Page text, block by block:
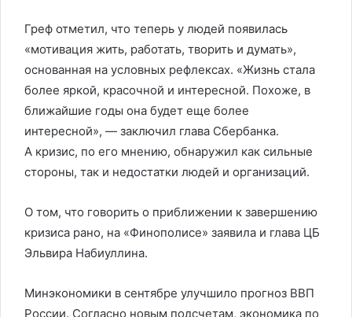
Греф отметил, что теперь у людей появилась
«мотивация жить, работать, творить и думать»,
основанная на условных рефлексах. «Жизнь стала
более яркой, красочной и интересной. Похоже, в
ближайшие годы она будет еще более
интересной», — заключил глава Сбербанка.
А кризис, по его мнению, обнаружил как сильные
стороны, так и недостатки людей и организаций.
О том, что говорить о приближении к завершению
кризиса рано, на «Финополисе» заявила и глава ЦБ
Эльвира Набиуллина.
Минэкономики в сентябре улучшило прогноз ВВП
России. Согласно новым подсчетам, экономика по